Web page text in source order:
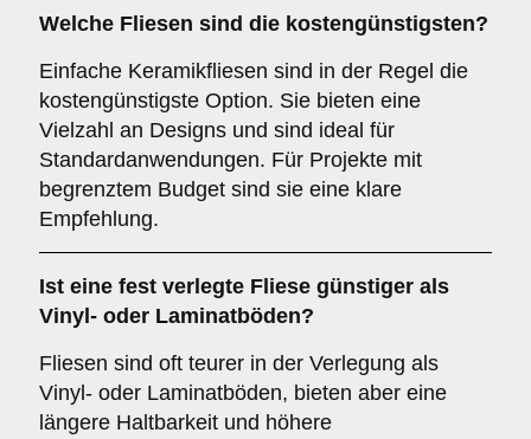
Welche Fliesen sind die kostengünstigsten?
Einfache Keramikfliesen sind in der Regel die
kostengünstigste Option. Sie bieten eine
Vielzahl an Designs und sind ideal für
Standardanwendungen. Für Projekte mit
begrenztem Budget sind sie eine klare
Empfehlung.
Ist eine fest verlegte Fliese günstiger als
Vinyl- oder Laminatböden?
Fliesen sind oft teurer in der Verlegung als
Vinyl- oder Laminatböden, bieten aber eine
längere Haltbarkeit und höhere